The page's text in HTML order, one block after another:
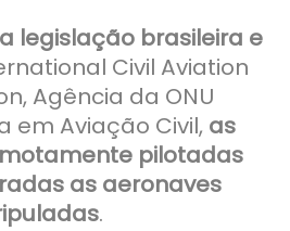
legislação brasileira e
Civil Aviation
Agência da ONU
em Aviação Civil, as
pilotadas
as aeronaves
.